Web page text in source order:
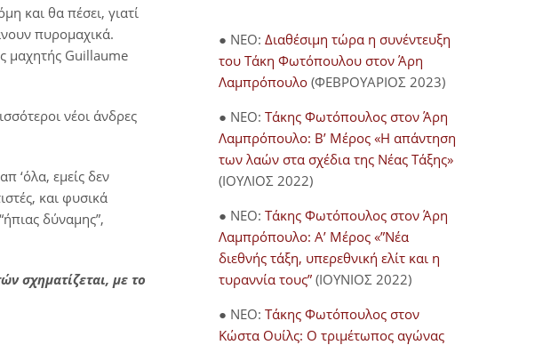
και θα πέσει, γιατί
πυρομαχικά.
μαχητής Guillaume
νέοι άνδρες
‘όλα, εμείς δεν
και φυσικά
δύναμης”,
σχηματίζεται, με το
● NEO: Διαθέσιμη τώρα η συνέντευξη
του Τάκη Φωτόπουλου στον Άρη
Λαμπρόπουλο(ΦΕΒΡΟΥΑΡΙΟΣ 2023)
● NEO: Τάκης Φωτόπουλος στον Άρη
Λαμπρόπουλο: Β’ Μέρος «Η απάντηση
των λαών στα σχέδια της Νέας Τάξης»
(ΙΟΥΛΙΟΣ 2022)
● NEO: Τάκης Φωτόπουλος στον Άρη
Λαμπρόπουλο: Α’ Μέρος «”Νέα
διεθνής τάξη, υπερεθνική ελίτ και η
τυραννία τους” (ΙΟΥΝΙΟΣ 2022)
● NEO: Τάκης Φωτόπουλος στον
Κώστα Ουίλς: Ο τριμέτωπος αγώνας